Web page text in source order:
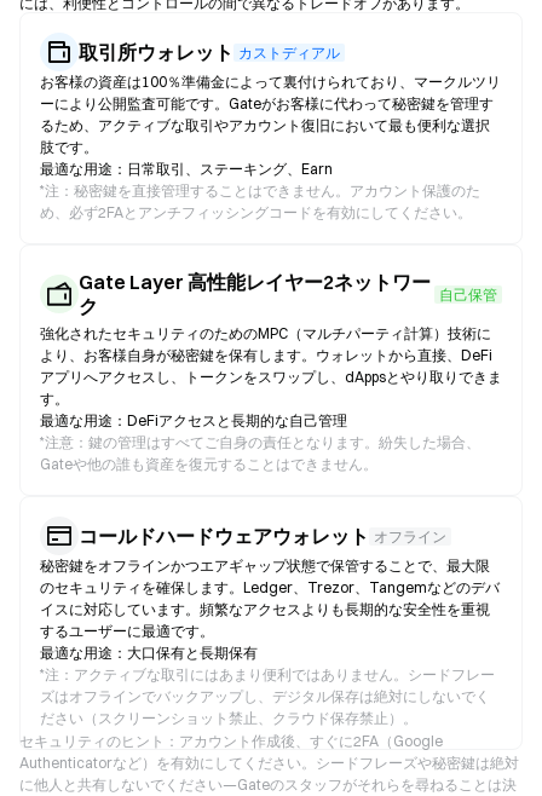
取引所ウォレット カストディアル
お客様の資産は100％準備金によって裏付けられており、マークルツリ
ーにより公開監査可能です。Gateがお客様に代わって秘密鍵を管理す
るため、アクティブな取引やアカウント復旧において最も便利な選択
肢です。
最適な用途：日常取引、ステーキング、Earn
*注：秘密鍵を直接管理することはできません。アカウント保護のた
め、必ず2FAとアンチフィッシングコードを有効にしてください。
Gate Layer 高性能レイヤー2ネットワー
ク
自己保管
強化されたセキュリティのためのMPC（マルチパーティ計算）技術に
より、お客様自身が秘密鍵を保有します。ウォレットから直接、DeFi
アプリへアクセスし、トークンをスワップし、dAppsとやり取りできま
す。
最適な用途：DeFiアクセスと長期的な自己管理
*注意：鍵の管理はすべてご自身の責任となります。紛失した場合、
Gateや他の誰も資産を復元することはできません。
コールドハードウェアウォレット オフライン
秘密鍵をオフラインかつエアギャップ状態で保管することで、最大限
のセキュリティを確保します。Ledger、Trezor、Tangemなどのデバ
イスに対応しています。頻繁なアクセスよりも長期的な安全性を重視
するユーザーに最適です。
最適な用途：大口保有と長期保有
*注：アクティブな取引にはあまり便利ではありません。シードフレー
ズはオフラインでバックアップし、デジタル保存は絶対にしないでく
ださい（スクリーンショット禁止、クラウド保存禁止）。
セキュリティのヒント：アカウント作成後、すぐに2FA（Google
Authenticatorなど）を有効にしてください。シードフレーズや秘密鍵は絶対
に他人と共有しないでください—Gateのスタッフがそれらを尋ねることは決